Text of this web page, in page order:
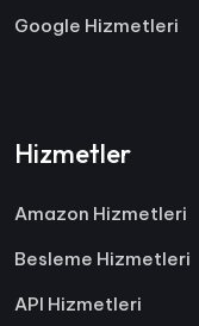
Google Hizmetleri
Hizmetler
Amazon Hizmetleri
Besleme Hizmetleri
API Hizmetleri